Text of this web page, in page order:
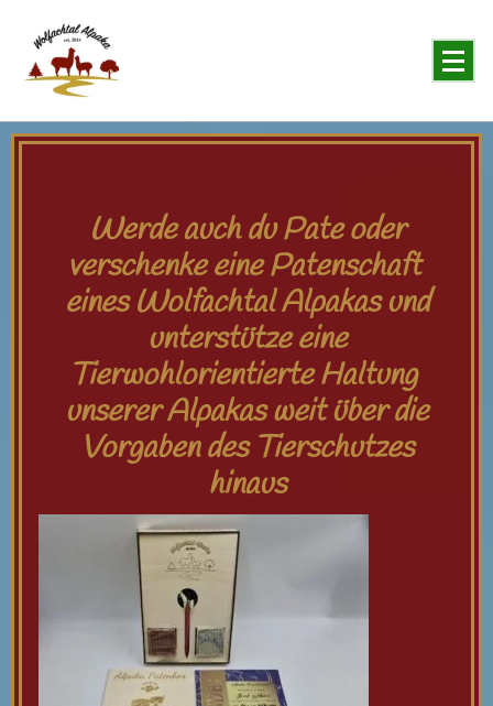
Werde auch du Pate oder
verschenke eine Patenschaft
eines Wolfachtal Alpakas und
unterstütze eine
Tierwohlorientierte Haltung
unserer Alpakas weit über die
Vorgaben des Tierschutzes
hinaus